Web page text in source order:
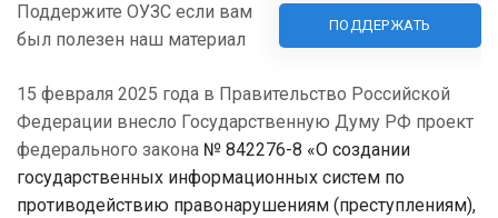
Поддержите ОУЗС если вам
был полезен наш материал
ПОДДЕРЖАТЬ
15 февраля 2025 года в Правительство Российской
Федерации внесло Государственную Думу РФ проект
федерального закона № 842276-8 «О создании
государственных информационных систем по
противодействию правонарушениям (преступлениям),